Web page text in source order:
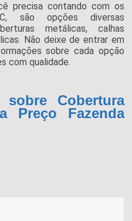
precisa contando com os
são opções diversas
metálicas, calhas
Não deixe de entrar em
sobre cada opção
com qualidade.
Cobertura
Preço Fazenda